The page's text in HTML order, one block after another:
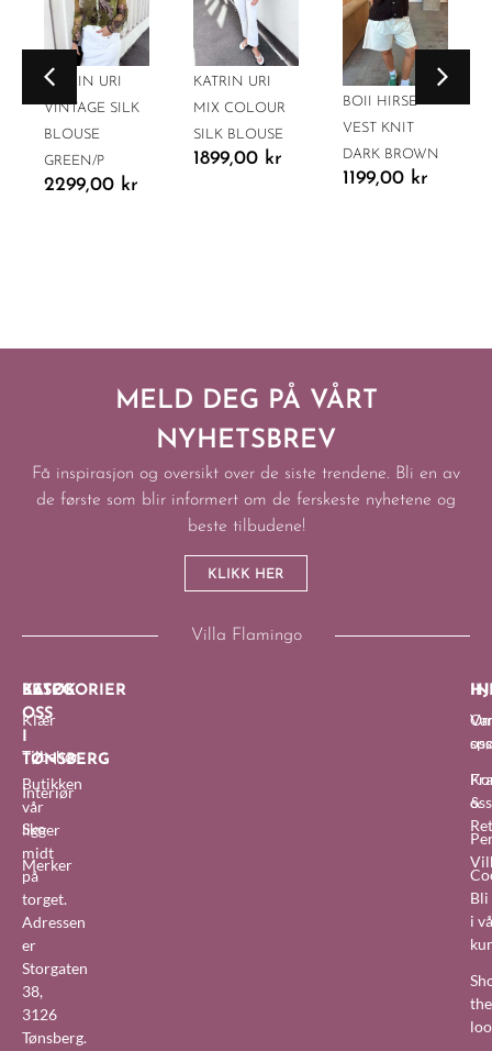
KATRIN URI
VINTAGE SILK
BLOUSE
GREEN/P
2299,00 kr
KATRIN URI
MIX COLOUR
SILK BLOUSE
1899,00 kr
BOII HIRSE
VEST KNIT
DARK BROWN
1199,00 kr
MELD DEG PÅ VÅRT
NYHETSBREV
Få inspirasjon og oversikt over de siste trendene. Bli en av
de første som blir informert om de ferskeste nyhetene og
beste tilbudene!
KLIKK HER
Villa Flamingo
BESØK
OSS
I
TØNSBERG
Butikken
vår
ligger
midt
på
torget.
Adressen
er
Storgaten
38,
3126
Tønsberg.
KATEGORIER
Klær
Tilbehør
Interiør
Sko
Merker
oss
&
Bli
i
the
oss